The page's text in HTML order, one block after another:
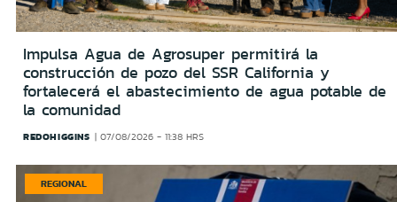
Impulsa Agua de Agrosuper permitirá la
construcción de pozo del SSR California y
fortalecerá el abastecimiento de agua potable de
la comunidad
REDOHIGGINS 07/08/2026 - 11:38 HRS
REGIONAL